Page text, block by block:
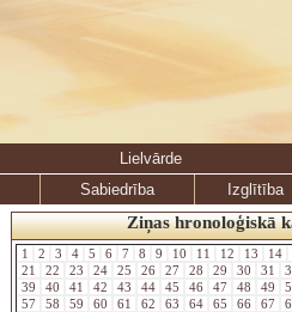
Lielvārde
Sabiedrība
Izglītība
Ziņas hronoloģiskā
1 2 3 4 5 6 7 8 9 10 11 12 13 14
21
22 23 24 25 26 27 28 29 30 31
39
40 41 42 43 44 45 46 47 48 49
57
58 59 60 61 62 63 64 65 66 67